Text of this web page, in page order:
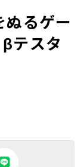
ぬるゲー
テスタ